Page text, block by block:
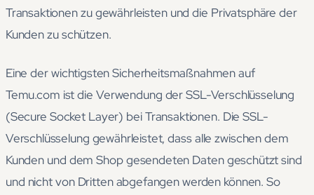
Transaktionen zu gewährleisten und die Privatsphäre der
Kunden zu schützen.
Eine der wichtigsten Sicherheitsmaßnahmen auf
Temu.com ist die Verwendung der SSL-Verschlüsselung
(Secure Socket Layer) bei Transaktionen. Die SSL-
Verschlüsselung gewährleistet, dass alle zwischen dem
Kunden und dem Shop gesendeten Daten geschützt sind
und nicht von Dritten abgefangen werden können. So